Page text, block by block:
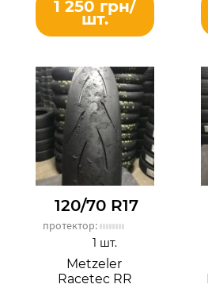
1 250 грн/
шт.
120/70 R17
протектор:
Metzeler
Racetec RR
1 шт.